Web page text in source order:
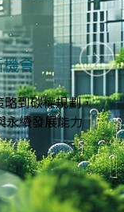
體系
績效，規劃符合
續價值與形象
下一